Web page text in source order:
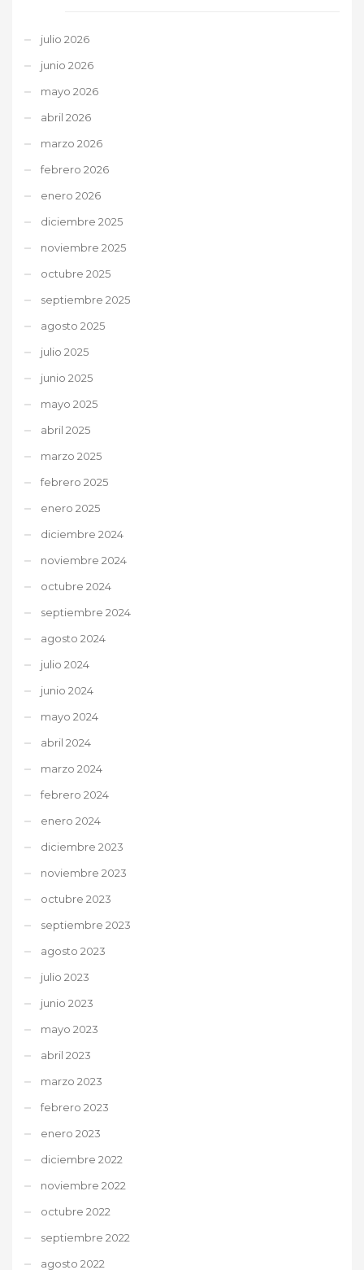
julio 2026
junio 2026
mayo 2026
abril 2026
marzo 2026
febrero 2026
enero 2026
diciembre 2025
noviembre 2025
octubre 2025
septiembre 2025
agosto 2025
julio 2025
junio 2025
mayo 2025
abril 2025
marzo 2025
febrero 2025
enero 2025
diciembre 2024
noviembre 2024
octubre 2024
septiembre 2024
agosto 2024
julio 2024
junio 2024
mayo 2024
abril 2024
marzo 2024
febrero 2024
enero 2024
diciembre 2023
noviembre 2023
octubre 2023
septiembre 2023
agosto 2023
julio 2023
junio 2023
mayo 2023
abril 2023
marzo 2023
febrero 2023
enero 2023
diciembre 2022
noviembre 2022
octubre 2022
septiembre 2022
agosto 2022